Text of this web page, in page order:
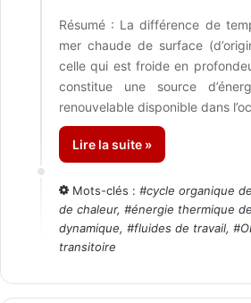
Résumé : La différence de
mer chaude de surface
celle qui est froide en
constitue une source
renouvelable disponible dans
Lire la suite »
Mots-clés : #cycle organique
de chaleur, #énergie thermique
dynamique, #fluides de travail, #
transitoire